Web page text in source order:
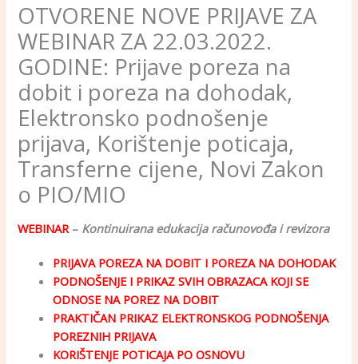
OTVORENE NOVE PRIJAVE ZA
WEBINAR ZA 22.03.2022.
GODINE: Prijave poreza na
dobit i poreza na dohodak,
Elektronsko podnošenje
prijava, Korištenje poticaja,
Transferne cijene, Novi Zakon
o PIO/MIO
WEBINAR – Kontinuirana edukacija računovođa i revizora
PRIJAVA POREZA NA DOBIT I POREZA NA DOHODAK
PODNOŠENJE I PRIKAZ SVIH OBRAZACA KOJI SE
ODNOSE NA POREZ NA DOBIT
PRAKTIČAN PRIKAZ ELEKTRONSKOG PODNOŠENJA
POREZNIH PRIJAVA
KORIŠTENJE POTICAJA PO OSNOVU